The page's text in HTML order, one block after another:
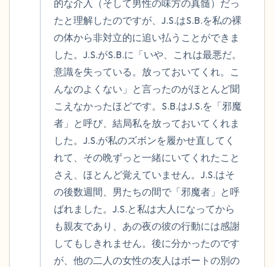
的な介入（そして男性の味方の真髄）だっ
たと理解したのですが、J.S.はS.B.を私の裸
の体から非対立的に追い払うことができま
した。J.S.がS.B.に「いや、これは最悪だ。
意識を失っている。放っておいてくれ。こ
んなのよくない」と言ったのがほとんど聞
こえなかったほどです。S.B.はJ.S.を「邪魔
者」と呼び、結局私を放っておいてくれま
した。J.S.が私のズボンを履かせ直してく
れて、その晩ずっと一緒にいてくれたこと
さえ、ほとんど覚えていません。J.S.はそ
の後数週間、男たちの間で「邪魔者」と呼
ばれました。J.S.と私は大人になってから
も親友であり、あの夜の彼の行動には感謝
してもしきれません。後に分かったのです
が、他の二人の女性の友人はボートの別の